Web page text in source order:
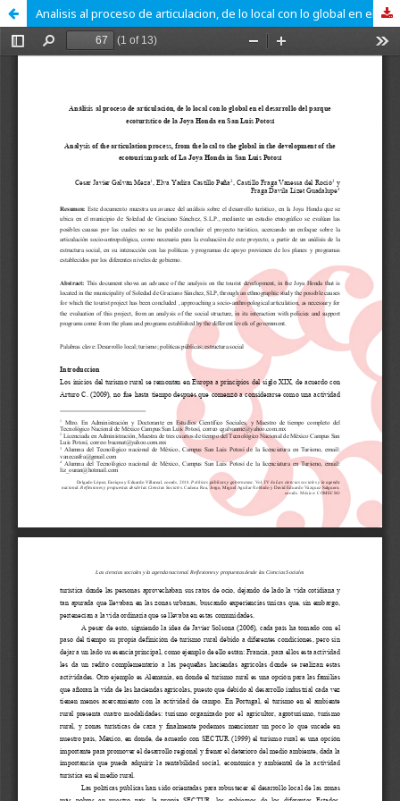
Analisis al proceso de articulacion, de lo local con lo global en el desarrollo del parque ecoturistico de la Joya Honda en San Luis Potosí